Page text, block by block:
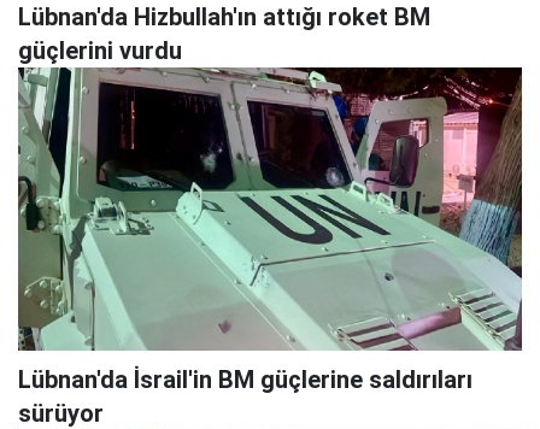
Lübnan'da Hizbullah'ın attığı roket BM
güçlerini vurdu
Lübnan'da İsrail'in BM güçlerine saldırıları
sürüyor